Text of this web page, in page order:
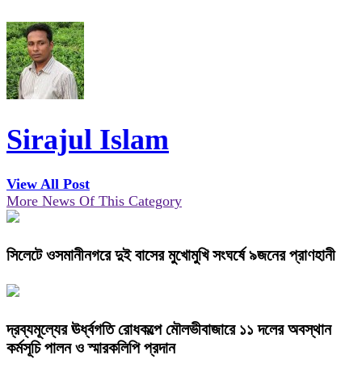
Sirajul Islam
View All Post
More News Of This Category
সিলেটে ওসমানীনগরে দুই বাসের মুখোমুখি সংঘর্ষে ৯জনের প্রাণহানী
দ্রব্যমূল্যের ঊর্ধ্বগতি রোধকল্পে মৌলভীবাজারে ১১ দলের অবস্থান
কর্মসূচি পালন ও স্মারকলিপি প্রদান